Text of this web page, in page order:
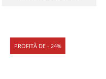
PROFITĂ DE - 24%